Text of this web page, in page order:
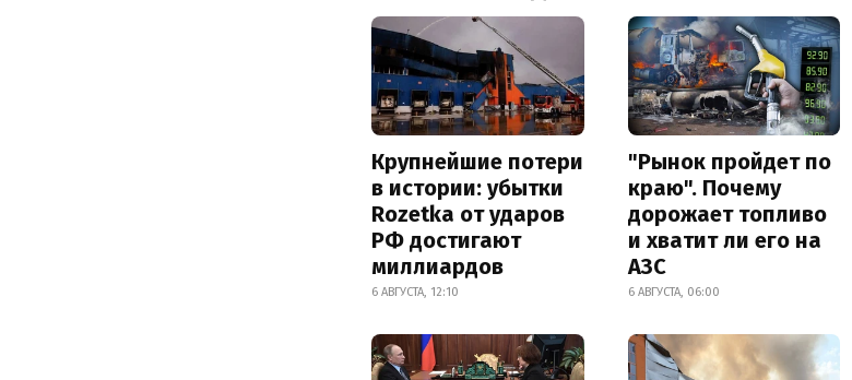
Крупнейшие потери
в истории: убытки
Rozetka от ударов
РФ достигают
миллиардов
6 АВГУСТА, 12:10
"Рынок пройдет по
краю". Почему
дорожает топливо
и хватит ли его на
АЗС
6 АВГУСТА, 06:00